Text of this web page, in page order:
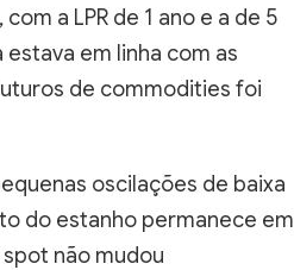
a LPR de 1 ano e a de 5
em linha com as
de commodities foi
oscilações de baixa
do estanho permanece em
não mudou